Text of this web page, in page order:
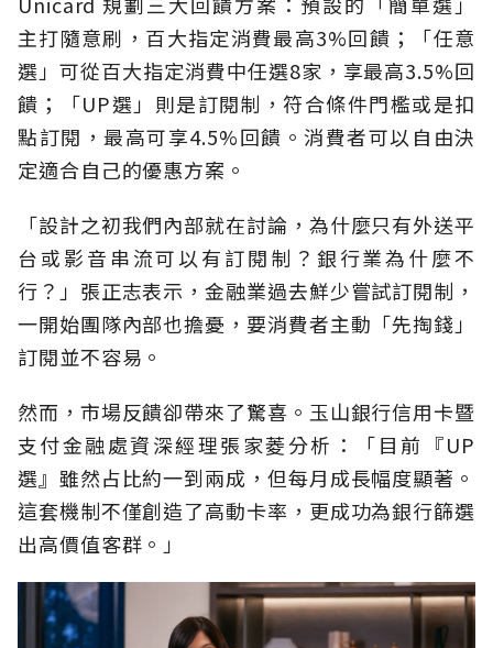
主打隨意刷，百大指定消費最高3%回饋；「任意
選」可從百大指定消費中任選8家，享最高3.5%回
饋；「UP選」則是訂閱制，符合條件門檻或是扣
點訂閱，最高可享4.5%回饋。消費者可以自由決
定適合自己的優惠方案。
「設計之初我們內部就在討論，為什麼只有外送平
台或影音串流可以有訂閱制？銀行業為什麼不
行？」張正志表示，金融業過去鮮少嘗試訂閱制，
一開始團隊內部也擔憂，要消費者主動「先掏錢」
訂閱並不容易。
然而，市場反饋卻帶來了驚喜。玉山銀行信用卡暨
支付金融處資深經理張家菱分析：「目前『UP
選』雖然占比約一到兩成，但每月成長幅度顯著。
這套機制不僅創造了高動卡率，更成功為銀行篩選
出高價值客群。」